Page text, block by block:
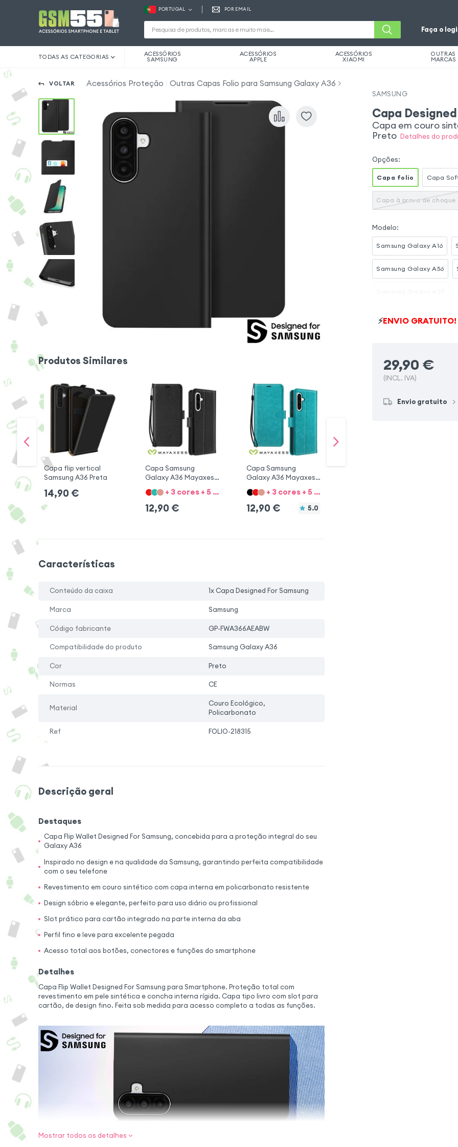
PORTUGAL POR EMAIL
Faça o
TODAS AS CATEGORIAS ACESSÓRIOS
SAMSUNG
ACESSÓRIOS
APPLE
ACESSÓRIOS
XIAOMI
OUTRAS
MARCAS
VOLTAR Acessórios Proteção Outras Capas Folio para Samsung Galaxy A36
Produtos Similares
Capa flip vertical
Samsung A36 Preta
14,90 €
Capa Samsung
Galaxy A36 Mayaxess
Preta
+ 3 cores + 5 Opções
12,90 €
Capa Samsung
Galaxy A36 Mayaxess
Azul
+ 3 cores + 5 Opções
12,90 € 5.0
Características
Conteúdo da caixa 1x Capa Designed For Samsung
Marca Samsung
Código fabricante GP-FWA366AEABW
Compatibilidade do produto Samsung Galaxy A36
Cor Preto
Normas CE
Material
Couro Ecológico,
Policarbonato
Ref FOLIO-218315
Descrição geral
Destaques
Capa Flip Wallet Designed For Samsung, concebida para a proteção integral do seu
Galaxy A36
Inspirado no design e na qualidade da Samsung, garantindo perfeita compatibilidade
com o seu telefone
Revestimento em couro sintético com capa interna em policarbonato resistente
Design sóbrio e elegante, perfeito para uso diário ou profissional
Slot prático para cartão integrado na parte interna da aba
Perfil fino e leve para excelente pegada
Acesso total aos botões, conectores e funções do smartphone
Detalhes
Capa Flip Wallet Designed For Samsung para Smartphone. Proteção total com
revestimento em pele sintética e concha interna rígida. Capa tipo livro com slot para
cartão, de design fino. Feita sob medida para acesso completo a todas as funções.
Mostrar todos os detalhes
SAMSUNG
Capa
Capa em couro
Preto Detalhes do
Opções:
Capa folio Capa
Capa à prova de choque
Modelo:
Samsung Galaxy A16
Samsung Galaxy A56
⚡ENVIO GRATUITO!
29,90 €
(INCL. IVA)
Envio gratuito